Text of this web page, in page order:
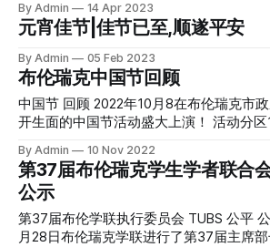
无问西东 副主席 执行主席:高千然 我叫高千然 一句话介绍不
了我 副主席 段书威 我的专业是ToM 有想法 就去做 希望我们
可以在学联的平台实现更多的可能 副主席 刘兴杨 在和学联小
伙伴组织活动过程中既锻炼了自己的能力
乐。
学联在服务同学的路上已经走了几十年的时间。 当
广泛的向新同学发出邀请，邀请或是志同
充满兴趣的小伙伴加入学联。 在这里你可以收获一个稳定的
朋友圈，认识更多的新朋友，其中不乏博士生大
你可以感受到朋友们时常的问候，羁绊多
乡； 在这里你可以体验组织活动和团结同学等各项学生工
作，砥砺个人品格，提升综合能力； 在这里你还可以尝试与
校方和中德企业交流，或是维护同学们的
处的风景。 …… 我们不苛责人的完美，只期待一颗真实而炽热
的心。 期待你加入布伦瑞克学联! 布伦瑞克学联简介 布伦瑞克
中国学生学者联合会是注册在布伦瑞克工
性、志愿性、服务性、非政治、非宗教、
团，并受中国驻德国大使馆、中国驻汉堡
By Admin 14 Apr 2023
元宵佳节|佳节已至,顺遂平安
By Admin 05 Feb 2023
布伦瑞克中国节回顾
中国节 回顾 2022年10月8在布伦瑞克市政厅前广场，一场别
开生面的中国节活动盛大上演！ 活动分区1 舞台区 13:30-
中国文化和世界多元文化冲击交融产生的视听
演《武术 太极 舞龙狮》 由中德舞龙爱好者共同组成的舞龙团
队 德国青年将关刀耍的虎虎生风 大狮子威风凛凛，小狮子憨
态可掬 古琴独奏《墨语琴音》 琴音千回百转，不绝如缕，萦
绕在异国他乡。中国古乐器文化魅力尽显 中国风流行音乐串
By Admin 10 Nov 2022
第37届布伦瑞克学生学者联合
公示
第37届布伦学联执行委员会 TUBS 公平 公正 公开 2022年10
月28日布伦瑞克学联进行了第37届主席部